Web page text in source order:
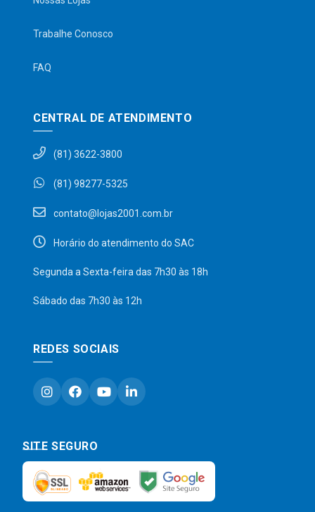
Trabalhe Conosco
FAQ
CENTRAL DE ATENDIMENTO
(81) 3622-3800
(81) 98277-5325
contato@lojas2001.com.br
Horário do atendimento do SAC
Segunda a Sexta-feira das 7h30 às 18h
Sábado das 7h30 às 12h
REDES SOCIAIS
SITE SEGURO